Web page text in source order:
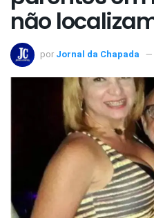
não
por Jornal da Chapada